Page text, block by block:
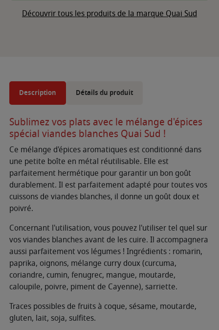
Découvrir tous les produits de la marque Quai Sud
Description Détails du produit
Sublimez vos plats avec le mélange d'épices
spécial viandes blanches Quai Sud !
Ce mélange d'épices aromatiques est conditionné dans
une petite boîte en métal réutilisable. Elle est
parfaitement hermétique pour garantir un bon goût
durablement. Il est parfaitement adapté pour toutes vos
cuissons de viandes blanches, il donne un goût doux et
poivré.
Concernant l'utilisation, vous pouvez l'utiliser tel quel sur
vos viandes blanches avant de les cuire. Il accompagnera
aussi parfaitement vos légumes ! Ingrédients : romarin,
paprika, oignons, mélange curry doux (curcuma,
coriandre, cumin, fenugrec, mangue, moutarde,
caloupile, poivre, piment de Cayenne), sarriette.
Traces possibles de fruits à coque, sésame, moutarde,
gluten, lait, soja, sulfites.